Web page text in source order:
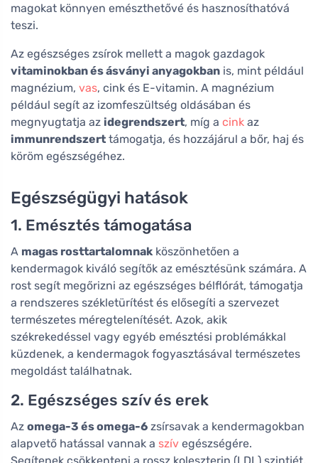
magokat könnyen emészthetővé és hasznosíthatóvá
teszi.
Az egészséges zsírok mellett a magok gazdagok
vitaminokban és ásványi anyagokban is, mint például
magnézium, vas, cink és E-vitamin. A magnézium
például segít az izomfeszültség oldásában és
megnyugtatja az idegrendszert, míg a cink az
immunrendszert támogatja, és hozzájárul a bőr, haj és
köröm egészségéhez.
Egészségügyi hatások
1. Emésztés támogatása
A magas rosttartalomnak köszönhetően a
kendermagok kiváló segítők az emésztésünk számára. A
rost segít megőrizni az egészséges bélflórát, támogatja
a rendszeres székletürítést és elősegíti a szervezet
természetes méregtelenítését. Azok, akik
székrekedéssel vagy egyéb emésztési problémákkal
küzdenek, a kendermagok fogyasztásával természetes
megoldást találhatnak.
2. Egészséges szív és erek
Az omega-3 és omega-6 zsírsavak a kendermagokban
alapvető hatással vannak a szív egészségére.